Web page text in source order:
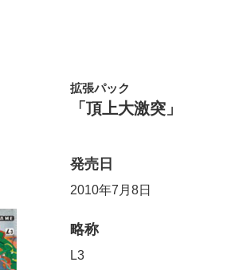
拡張パック
「頂上大激突」
発売日
2010年7月8日
略称
L3